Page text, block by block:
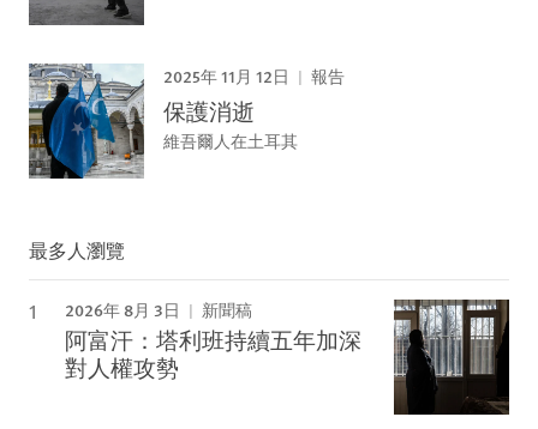
2025年 11月 12日 報告
保護消逝
維吾爾人在土耳其
最多人瀏覽
2026年 8月 3日 新聞稿
阿富汗：塔利班持續五年加深
對人權攻勢